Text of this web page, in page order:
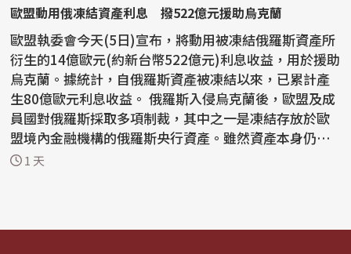
歐盟動用俄凍結資產利息 撥522億元援助烏克蘭
歐盟執委會今天(5日)宣布，將動用被凍結俄羅斯資產所
衍生的14億歐元(約新台幣522億元)利息收益，用於援助
烏克蘭。據統計，自俄羅斯資產被凍結以來，已累計產
生80億歐元利息收益。 俄羅斯入侵烏克蘭後，歐盟及成
員國對俄羅斯採取多項制裁，其中之一是凍結存放於歐
盟境內金融機構的俄羅斯央行資產。雖然資產本身仍
處...1 天